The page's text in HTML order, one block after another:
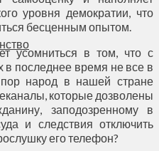
уровня демократии, что
бесценным опытом.
усомниться в том, что с
в последнее время не все в
народ в нашей стране
которые дозволены
заподозренному в
и следствия отключить
его телефон?